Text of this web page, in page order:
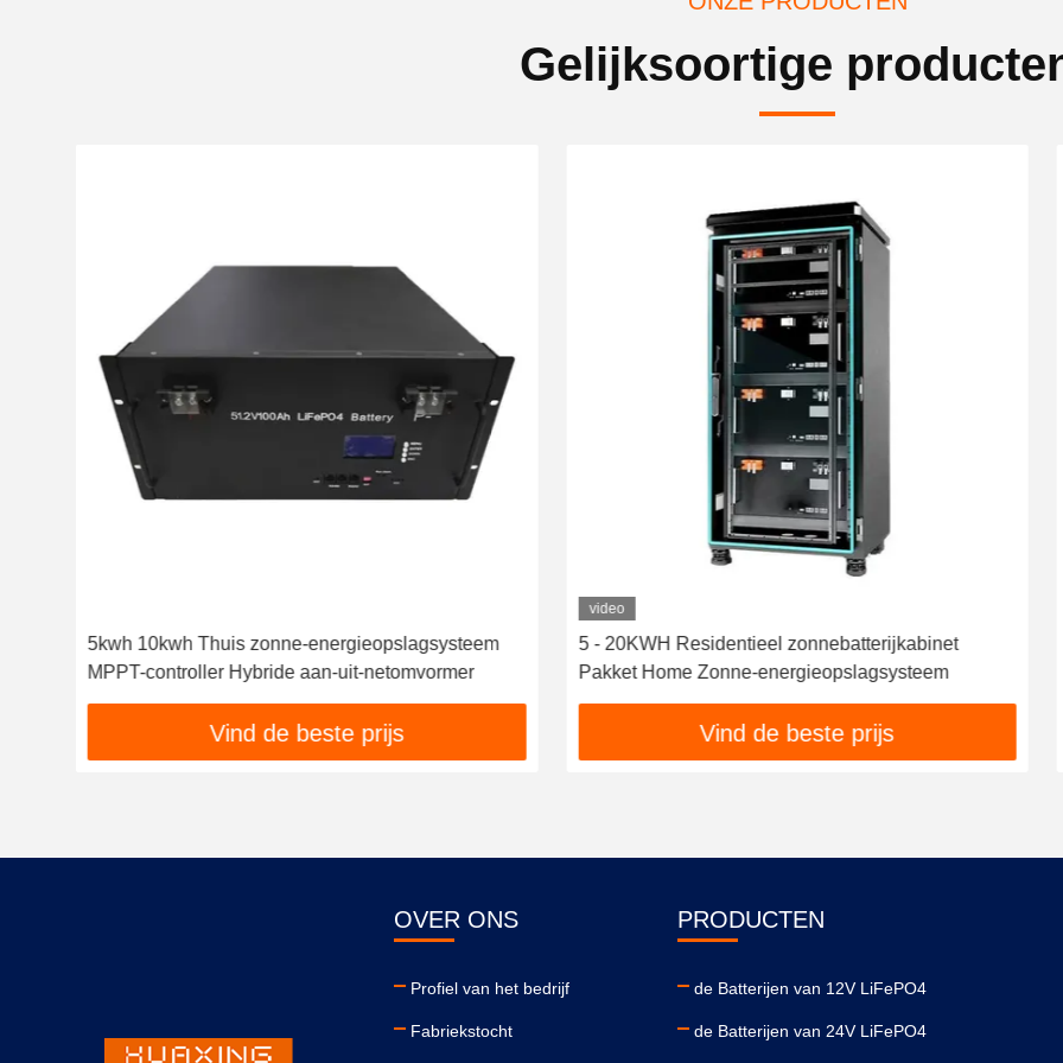
Gelijksoortige
5kwh 10kwh Thuis zonne-energieopslagsysteem
MPPT-controller Hybride aan-uit-netomvormer
Vind de beste prijs
video
5 - 20KWH Residentieel zonnebatterijkabinet
Pakket Home Zonne-energieopslagsysteem
Vind de beste prijs
OVER ONS
Profiel van het bedrijf
Fabriekstocht
PRODUCTEN
de Batterijen van 12V LiFePO4
de Batterijen van 24V LiFePO4